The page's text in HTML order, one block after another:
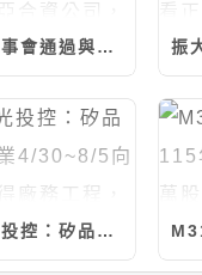
均華董事會通過與志聖等共同投資設立馬來西亞合資公司，計280萬美元/持股20%
日月光投控：矽品精密工業4/30~8/5向聯純取得廠務工程，計約9.37億元